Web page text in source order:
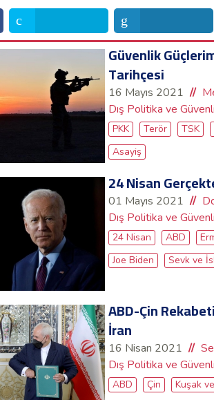
Güvenlik
Tarihçesi
16 Mayıs 2021
Dış Politika ve
PKK Terör TSK
Asayiş
24 Nisan
01 Mayıs 2021
Dış Politika ve
24 Nisan ABD
Joe Biden
Sevk ve
ABD-Çin
İran
16 Nisan 2021
Dış Politika ve
ABD Çin Kuşak